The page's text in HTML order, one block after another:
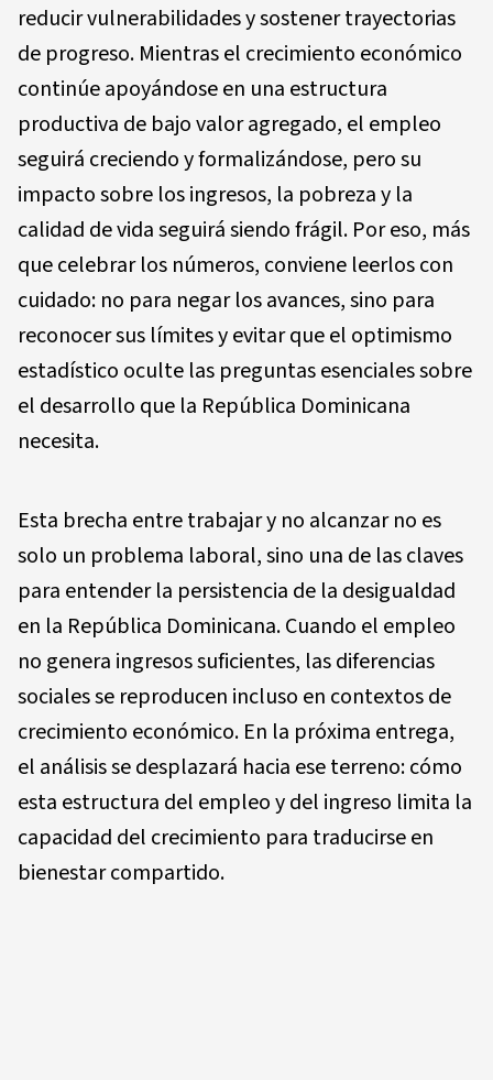
reducir vulnerabilidades y sostener trayectorias
de progreso. Mientras el crecimiento económico
continúe apoyándose en una estructura
productiva de bajo valor agregado, el empleo
seguirá creciendo y formalizándose, pero su
impacto sobre los ingresos, la pobreza y la
calidad de vida seguirá siendo frágil. Por eso, más
que celebrar los números, conviene leerlos con
cuidado: no para negar los avances, sino para
reconocer sus límites y evitar que el optimismo
estadístico oculte las preguntas esenciales sobre
el desarrollo que la República Dominicana
necesita.
Esta brecha entre trabajar y no alcanzar no es
solo un problema laboral, sino una de las claves
para entender la persistencia de la desigualdad
en la República Dominicana. Cuando el empleo
no genera ingresos suficientes, las diferencias
sociales se reproducen incluso en contextos de
crecimiento económico. En la próxima entrega,
el análisis se desplazará hacia ese terreno: cómo
esta estructura del empleo y del ingreso limita la
capacidad del crecimiento para traducirse en
bienestar compartido.